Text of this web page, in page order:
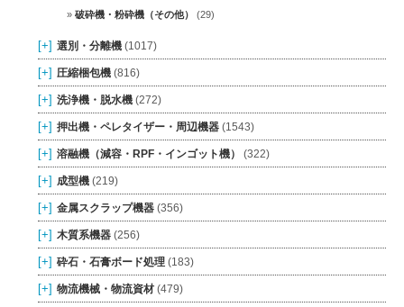
破砕機・粉砕機（その他） (29)
[+] 選別・分離機 (1017)
[+] 圧縮梱包機 (816)
[+] 洗浄機・脱水機 (272)
[+] 押出機・ペレタイザー・周辺機器 (1543)
[+] 溶融機（減容・RPF・インゴット機） (322)
[+] 成型機 (219)
[+] 金属スクラップ機器 (356)
[+] 木質系機器 (256)
[+] 砕石・石膏ボード処理 (183)
[+] 物流機械・物流資材 (479)